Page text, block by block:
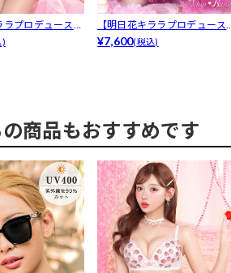
ラプロデュース/
)
【明日花キララプロデュース/
WhipB...
¥7,600(税込)
商品もおすすめです